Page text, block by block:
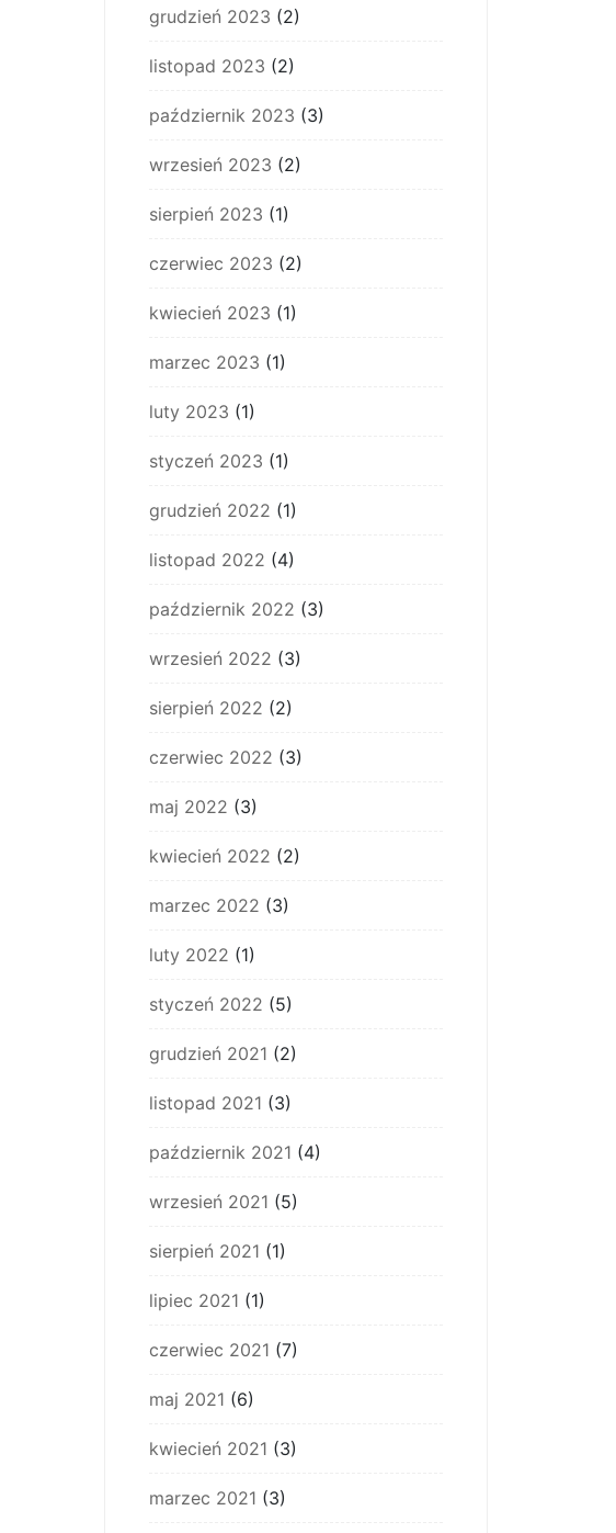
grudzień 2023 (2)
listopad 2023 (2)
październik 2023 (3)
wrzesień 2023 (2)
sierpień 2023 (1)
czerwiec 2023 (2)
kwiecień 2023 (1)
marzec 2023 (1)
luty 2023 (1)
styczeń 2023 (1)
grudzień 2022 (1)
listopad 2022 (4)
październik 2022 (3)
wrzesień 2022 (3)
sierpień 2022 (2)
czerwiec 2022 (3)
maj 2022 (3)
kwiecień 2022 (2)
marzec 2022 (3)
luty 2022 (1)
styczeń 2022 (5)
grudzień 2021 (2)
listopad 2021 (3)
październik 2021 (4)
wrzesień 2021 (5)
sierpień 2021 (1)
lipiec 2021 (1)
czerwiec 2021 (7)
maj 2021 (6)
kwiecień 2021 (3)
marzec 2021 (3)